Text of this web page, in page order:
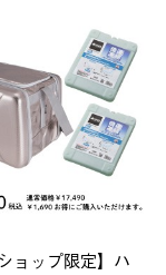
ョップ限定】ハ